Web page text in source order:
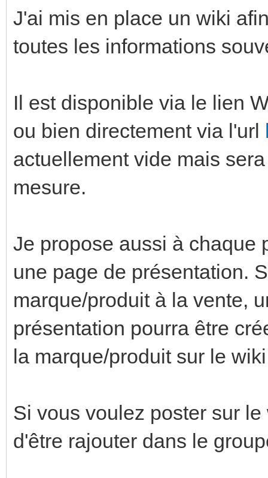
J'ai mis en place un wiki
toutes les informations
Il est disponible via le lien
ou bien directement via l'url
actuellement vide mais
mesure.
Je propose aussi à chaque
une page de présentation.
marque/produit à la vente,
présentation pourra être
la marque/produit sur le
Si vous voulez poster sur
d'être rajouter dans le